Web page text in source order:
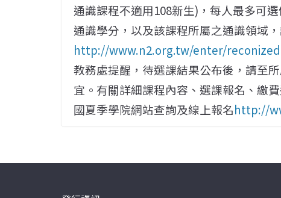
通識課程不適用108新生)，每人最多可
通識學分，以及該課程所屬之通識領域
http://www.n2.org.tw/enter/
教務處提醒，待選課結果公布後，請至
宜。有關詳細課程內容、選課報名、繳
國夏季學院網站查詢及線上報名http://